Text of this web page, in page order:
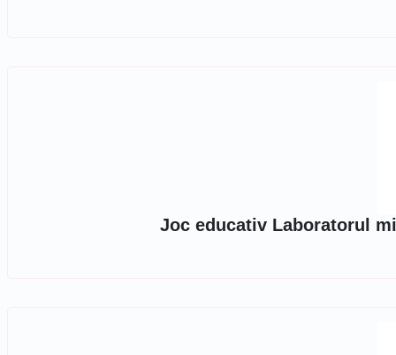
Joc educativ Laboratorul